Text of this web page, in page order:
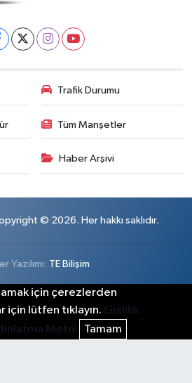
Trafik Durumu
Tüm Manşetler
Haber Arşivi
© 2026. Her hakkı saklıdır.
Yazılımı: TE Bilişim
için çerezlerden
için lütfen tıklayın. Gizlilik
Metni
Tamam